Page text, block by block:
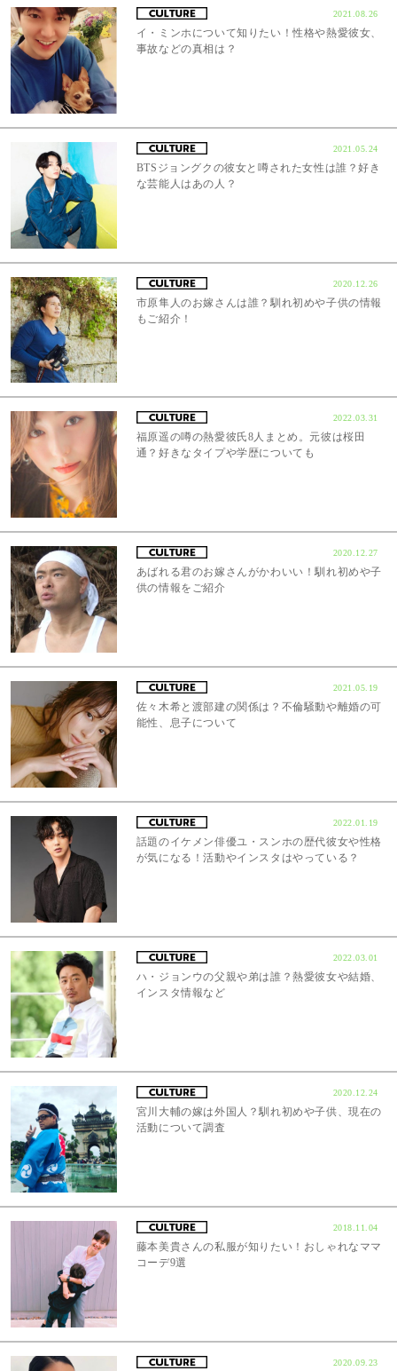
2021.08.26
イ・ミンホについて知りたい！性格や熱愛彼女、
事故などの真相は？
2021.05.24
BTSジョングクの彼女と噂された女性は誰？好き
な芸能人はあの人？
2020.12.26
市原隼人のお嫁さんは誰？馴れ初めや子供の情報
もご紹介！
2022.03.31
福原遥の噂の熱愛彼氏8人まとめ。元彼は桜田
通？好きなタイプや学歴についても
2020.12.27
あばれる君のお嫁さんがかわいい！馴れ初めや子
供の情報をご紹介
2021.05.19
佐々木希と渡部建の関係は？不倫騒動や離婚の可
能性、息子について
2022.01.19
話題のイケメン俳優ユ・スンホの歴代彼女や性格
が気になる！活動やインスタはやっている？
2022.03.01
ハ・ジョンウの父親や弟は誰？熱愛彼女や結婚、
インスタ情報など
2020.12.24
宮川大輔の嫁は外国人？馴れ初めや子供、現在の
活動について調査
2018.11.04
藤本美貴さんの私服が知りたい！おしゃれなママ
コーデ9選
2020.09.23